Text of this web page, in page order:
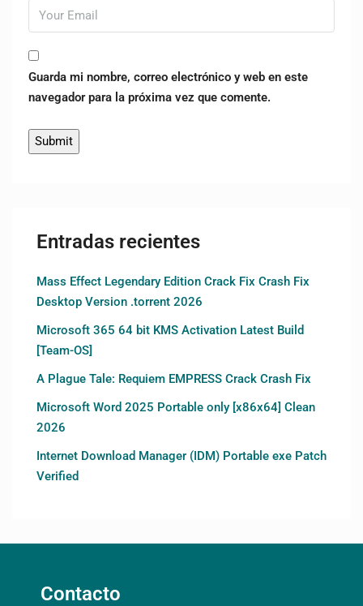
Guarda mi nombre, correo electrónico y web en este
navegador para la próxima vez que comente.
Entradas recientes
Mass Effect Legendary Edition Crack Fix Crash Fix
Desktop Version .torrent 2026
Microsoft 365 64 bit KMS Activation Latest Build
[Team-OS]
A Plague Tale: Requiem EMPRESS Crack Crash Fix
Microsoft Word 2025 Portable only [x86x64] Clean
2026
Internet Download Manager (IDM) Portable exe Patch
Verified
Contacto